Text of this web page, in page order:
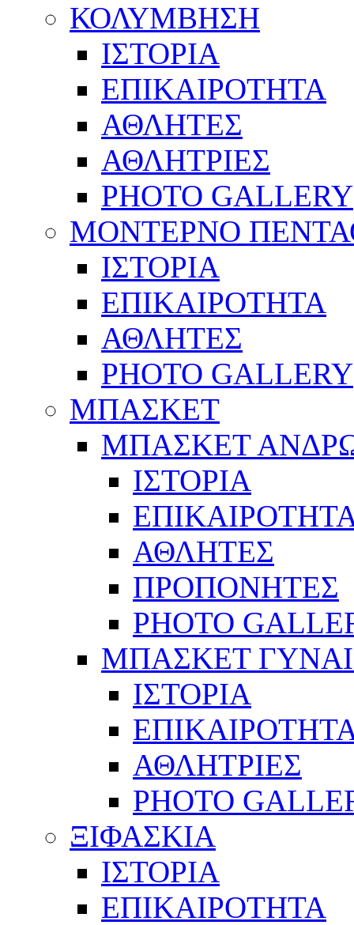
ΚΟΛΥΜΒΗΣΗ
ΙΣΤΟΡΙΑ
ΕΠΙΚΑΙΡΟΤΗΤΑ
ΑΘΛΗΤΕΣ
ΑΘΛΗΤΡΙΕΣ
PHOTO GALLERY
ΜΟΝΤΕΡΝΟ
ΙΣΤΟΡΙΑ
ΕΠΙΚΑΙΡΟΤΗΤΑ
ΑΘΛΗΤΕΣ
PHOTO GALLERY
ΜΠΑΣΚΕΤ
ΜΠΑΣΚΕΤ
ΙΣΤΟΡΙΑ
ΑΘΛΗΤΕΣ
ΠΡΟΠΟΝΗΤΕΣ
PHOTO
ΜΠΑΣΚΕΤ
ΙΣΤΟΡΙΑ
ΑΘΛΗΤΡΙΕΣ
PHOTO
ΞΙΦΑΣΚΙΑ
ΙΣΤΟΡΙΑ
ΕΠΙΚΑΙΡΟΤΗΤΑ